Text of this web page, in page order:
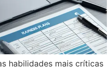
habilidades mais críticas